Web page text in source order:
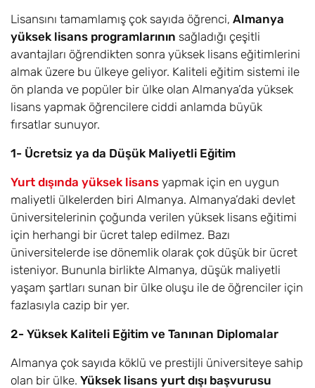
Lisansını tamamlamış çok sayıda öğrenci, Almanya
yüksek lisans programlarının sağladığı çeşitli
avantajları öğrendikten sonra yüksek lisans eğitimlerini
almak üzere bu ülkeye geliyor. Kaliteli eğitim sistemi ile
ön planda ve popüler bir ülke olan Almanya’da yüksek
lisans yapmak öğrencilere ciddi anlamda büyük
fırsatlar sunuyor.
1- Ücretsiz ya da Düşük Maliyetli Eğitim
Yurt dışında yüksek lisans yapmak için en uygun
maliyetli ülkelerden biri Almanya. Almanya’daki devlet
üniversitelerinin çoğunda verilen yüksek lisans eğitimi
için herhangi bir ücret talep edilmez. Bazı
üniversitelerde ise dönemlik olarak çok düşük bir ücret
isteniyor. Bununla birlikte Almanya, düşük maliyetli
yaşam şartları sunan bir ülke oluşu ile de öğrenciler için
fazlasıyla cazip bir yer.
2- Yüksek Kaliteli Eğitim ve Tanınan Diplomalar
Almanya çok sayıda köklü ve prestijli üniversiteye sahip
olan bir ülke. Yüksek lisans yurt dışı başvurusu